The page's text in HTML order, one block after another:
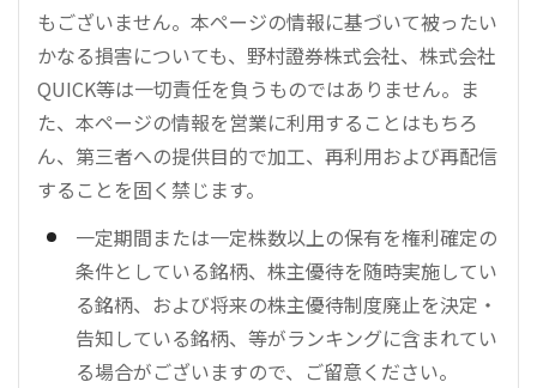
もございません。本ページの情報に基づいて被ったい
かなる損害についても、野村證券株式会社、株式会社
QUICK等は一切責任を負うものではありません。ま
た、本ページの情報を営業に利用することはもちろ
ん、第三者への提供目的で加工、再利用および再配信
することを固く禁じます。
一定期間または一定株数以上の保有を権利確定の
条件としている銘柄、株主優待を随時実施してい
る銘柄、および将来の株主優待制度廃止を決定・
告知している銘柄、等がランキングに含まれてい
る場合がございますので、ご留意ください。